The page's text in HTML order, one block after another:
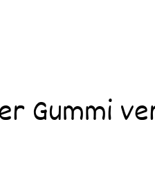
Gummi